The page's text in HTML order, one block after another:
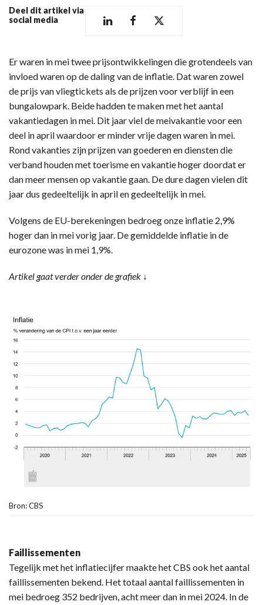
Deel dit artikel via
social media
Er waren in mei twee prijsontwikkelingen die grotendeels van
invloed waren op de daling van de inflatie. Dat waren zowel
de prijs van vliegtickets als de prijzen voor verblijf in een
bungalowpark. Beide hadden te maken met het aantal
vakantiedagen in mei. Dit jaar viel de meivakantie voor een
deel in april waardoor er minder vrije dagen waren in mei.
Rond vakanties zijn prijzen van goederen en diensten die
verband houden met toerisme en vakantie hoger doordat er
dan meer mensen op vakantie gaan. De dure dagen vielen dit
jaar dus gedeeltelijk in april en gedeeltelijk in mei.
Volgens de EU-berekeningen bedroeg onze inflatie 2,9%
hoger dan in mei vorig jaar. De gemiddelde inflatie in de
eurozone was in mei 1,9%.
Artikel gaat verder onder de grafiek ↓
Bron: CBS
Faillissementen
Tegelijk met het inflatiecijfer maakte het CBS ook het aantal
faillissementen bekend. Het totaal aantal faillissementen in
mei bedroeg 352 bedrijven, acht meer dan in mei 2024. In de